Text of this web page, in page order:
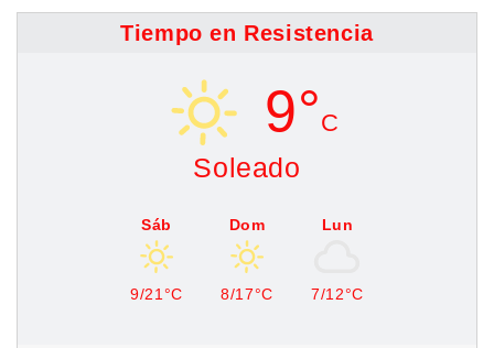
Tiempo en Resistencia
9°C
Soleado
Sáb
9/21°C
Dom
8/17°C
Lun
7/12°C